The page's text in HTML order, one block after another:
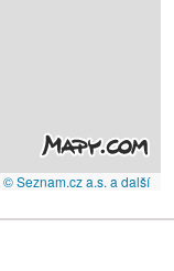
© Seznam.cz a.s. a další